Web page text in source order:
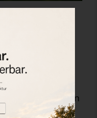
mobil &
ein Tiny
finden
faire Angebote